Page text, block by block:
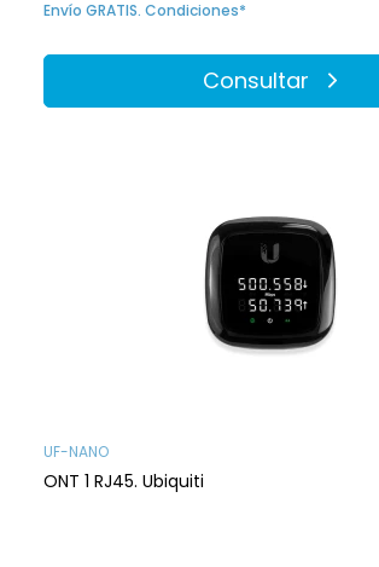
Envío GRATIS. Condiciones*
Consultar
UF-NANO
ONT 1 RJ45. Ubiquiti